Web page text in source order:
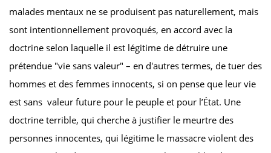
malades mentaux ne se produisent pas naturellement, mais
sont intentionnellement provoqués, en accord avec la
doctrine selon laquelle il est légitime de détruire une
prétendue "vie sans valeur" – en d'autres termes, de tuer des
hommes et des femmes innocents, si on pense que leur vie
est sans valeur future pour le peuple et pour l’État. Une
doctrine terrible, qui cherche à justifier le meurtre des
personnes innocentes, qui légitime le massacre violent des